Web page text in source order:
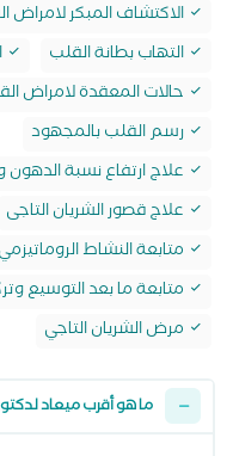
الاكتشاف المبكر لامراض
التهاب بطانة القلب
حالات المعقدة لامراض
رسم القلب بالمجهود
علاج ارتفاع نسبة
علاج قصور الشريان التاجى
متابعة النشاط
متابعة ما بعد التوسيع
مرض الشريان التاجي
ما هو أقرب ميعاد